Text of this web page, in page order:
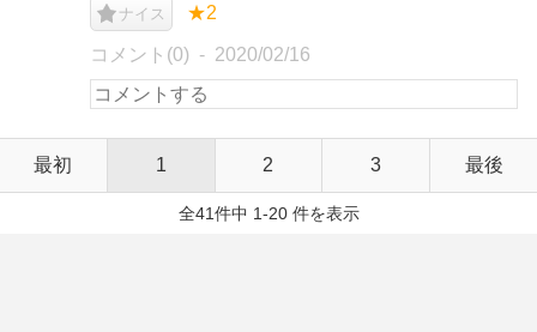
ナイス ★2
コメント(0) 2020/02/16
最初 1 2 3 最後
全41件中 1-20 件を表示